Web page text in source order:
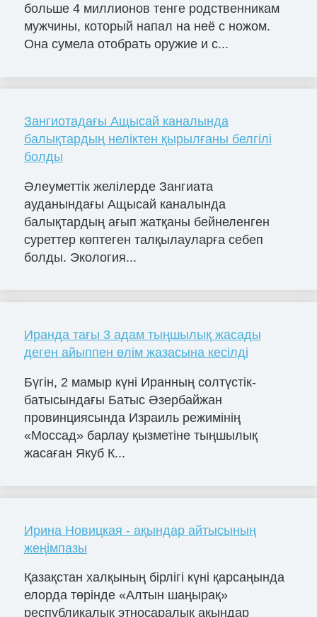
больше 4 миллионов тенге родственникам
мужчины, который напал на неё с ножом.
Она сумела отобрать оружие и с...
Зангиотадағы Ащысай каналында
балықтардың неліктен қырылғаны белгілі
болды
Әлеуметтік желілерде Зангиата
ауданындағы Ащысай каналында
балықтардың ағып жатқаны бейнеленген
суреттер көптеген талқылауларға себеп
болды. Экология...
Иранда тағы 3 адам тыңшылық жасады
деген айыппен өлім жазасына кесілді
Бүгін, 2 мамыр күні Иранның солтүстік-
батысындағы Батыс Әзербайжан
провинциясында Израиль режимінің
«Моссад» барлау қызметіне тыңшылық
жасаған Якуб К...
Ирина Новицкая - ақындар айтысының
жеңімпазы
Қазақстан халқының бірлігі күні қарсаңында
елорда төрінде «Алтын шаңырақ»
республикалық этносаралық ақындар